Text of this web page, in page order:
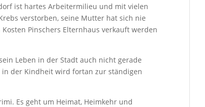
ist hartes Arbeitermilieu und mit vielen
verstorben, seine Mutter hat sich nie
Pinschers Elternhaus verkauft werden
Leben in der Stadt auch nicht gerade
der Kindheit wird fortan zur ständigen
Es geht um Heimat, Heimkehr und